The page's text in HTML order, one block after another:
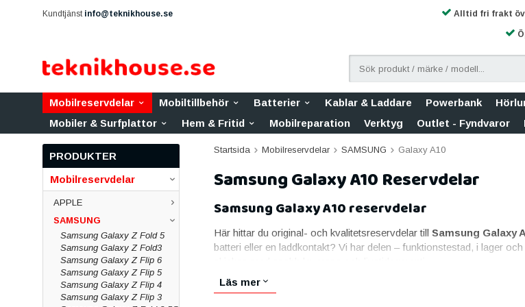
Kundtjänst info@teknikhouse.se Alltid fri frakt
Mobilreservdelar Mobiltillbehör Batterier Kablar & Laddare Powerbank
Mobiler & Surfplattor
Hem & Fritid Mobilreparation Verktyg Outlet - Fyndvaror
PRODUKTER
Mobilreservdelar
APPLE
SAMSUNG
Samsung Galaxy Z Fold 5
Samsung Galaxy Z Fold3
Samsung Galaxy Z Flip 6
Samsung Galaxy Z Flip 5
Samsung Galaxy Z Flip 4
Samsung Galaxy Z Flip 3
Startsida Mobilreservdelar SAMSUNG Galaxy A10
Samsung Galaxy A10 Reservdelar
Samsung Galaxy A10 reservdelar
Här hittar du original- och kvalitetsreservdelar till Samsung Galaxy
batteri eller en laddkontakt? Vi har delen – funktionstestad, i lager
Skärmar till Samsung Galaxy A10
Läs mer